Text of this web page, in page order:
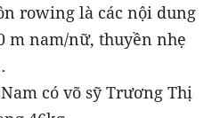
rowing là các nội dung
m nam/nữ, thuyền nhẹ
có võ sỹ Trương Thị